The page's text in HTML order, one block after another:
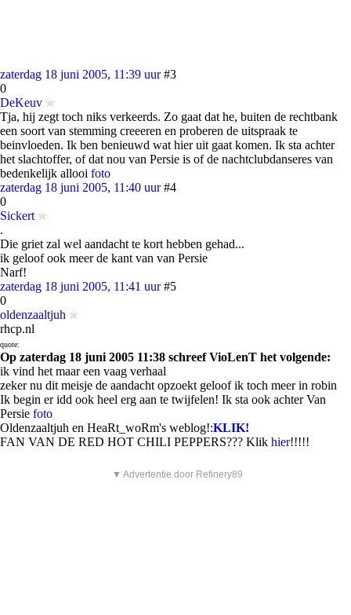
zaterdag 18 juni 2005, 11:39 uur #3
0
DeKeuv
Tja, hij zegt toch niks verkeerds. Zo gaat dat he, buiten de rechtbank
een soort van stemming creeeren en proberen de uitspraak te
beinvloeden. Ik ben benieuwd wat hier uit gaat komen. Ik sta achter
het slachtoffer, of dat nou van Persie is of de nachtclubdanseres van
bedenkelijk allooi foto
zaterdag 18 juni 2005, 11:40 uur #4
0
Sickert
.
Die griet zal wel aandacht te kort hebben gehad...
ik geloof ook meer de kant van van Persie
Narf!
zaterdag 18 juni 2005, 11:41 uur #5
0
oldenzaaltjuh
rhcp.nl
quote:
Op zaterdag 18 juni 2005 11:38 schreef VioLenT het volgende:
ik vind het maar een vaag verhaal
zeker nu dit meisje de aandacht opzoekt geloof ik toch meer in robin
Ik begin er idd ook heel erg aan te twijfelen! Ik sta ook achter Van
Persie foto
Oldenzaaltjuh en HeaRt_woRm's weblog!:KLIK!
FAN VAN DE RED HOT CHILI PEPPERS??? Klik hier!!!!!
▼ Advertentie door Refinery89